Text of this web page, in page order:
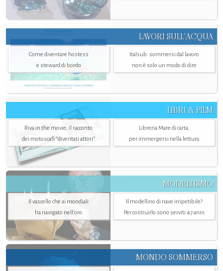
LAVORI SULL’ACQUA
Come diventare hostess
e steward di bordo
Italsub: sommersi dal lavoro
non è solo un modo di dire
LIBRI & FILM
Riva in the movie, il racconto
dei motoscafi “diventati attori”
Libreria Mare di carta,
per immergersi nella lettura
MODELLISMO
Il vascello che ai mondiali
ha navigato nell’oro
Il modellino di nave irripetibile?
Per costruirlo sono serviti 47 anni
MONDO SOMMERSO